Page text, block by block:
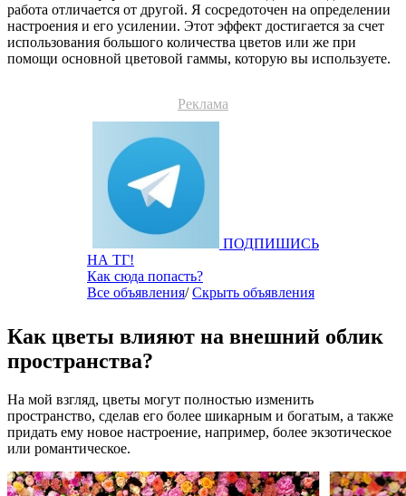
работа отличается от другой. Я сосредоточен на определении
настроения и его усилении. Этот эффект достигается за счет
использования большого количества цветов или же при
помощи основной цветовой гаммы, которую вы используете.
Реклама
ПОДПИШИСЬ
НА ТГ!
Как сюда попасть?
Все объявления/Скрыть объявления
Как цветы влияют на внешний облик
пространства?
На мой взгляд, цветы могут полностью изменить
пространство, сделав его более шикарным и богатым, а также
придать ему новое настроение, например, более экзотическое
или романтическое.